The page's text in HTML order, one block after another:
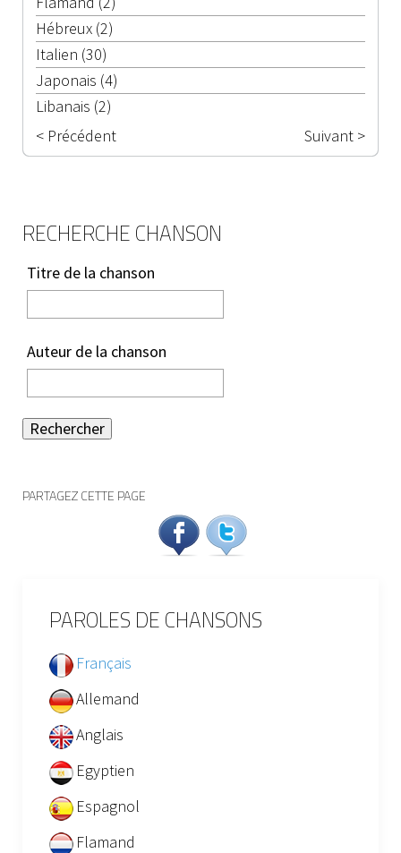
Hébreux (2)
Italien (30)
Japonais (4)
Libanais (2)
< Précédent
Suivant >
RECHERCHE CHANSON
Titre de la chanson
Auteur de la chanson
Rechercher
PARTAGEZ CETTE PAGE
PAROLES DE CHANSONS
Français
Allemand
Anglais
Egyptien
Espagnol
Flamand